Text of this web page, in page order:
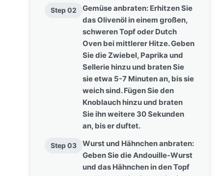
Step 02
Gemüse anbraten: Erhitzen Sie
das Olivenöl in einem großen,
schweren Topf oder Dutch
Oven bei mittlerer Hitze. Geben
Sie die Zwiebel, Paprika und
Sellerie hinzu und braten Sie
sie etwa 5-7 Minuten an, bis sie
weich sind. Fügen Sie den
Knoblauch hinzu und braten
Sie ihn weitere 30 Sekunden
an, bis er duftet.
Step 03
Wurst und Hähnchen anbraten:
Geben Sie die Andouille-Wurst
und das Hähnchen in den Topf